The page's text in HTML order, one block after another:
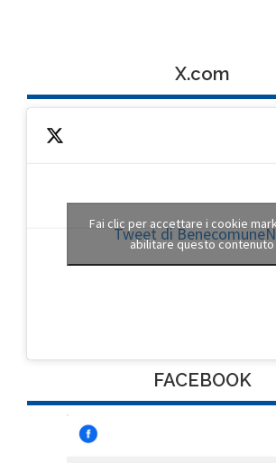
X.com
Tweet di
Fai clic per accettare i cookie
abilitare questo contenuto
FACEBOOK